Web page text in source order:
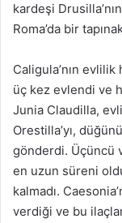
kardeşi
Roma’da bir
Caligula’nın evlilik
üç kez evlendi ve
Junia Claudilla,
Orestilla’yı,
gönderdi. Üçüncü
en uzun süreni
kalmadı.
verdiği ve bu